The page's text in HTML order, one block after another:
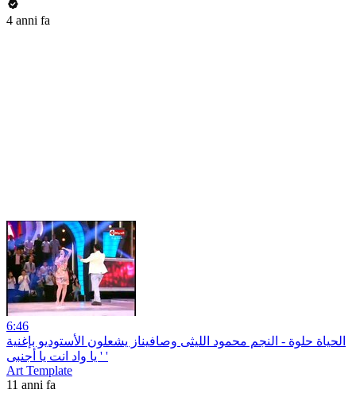
4 anni fa
6:46
الحياة حلوة - النجم محمود الليثى وصافيناز يشعلون الأستوديو بإغنية
' يا واد انت يا أجنبى '
Art Template
11 anni fa